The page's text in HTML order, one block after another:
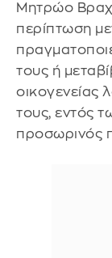
Μητρώο
περίπτωση
τους ή
οικογενείας
τους, εντός
προσωρινός